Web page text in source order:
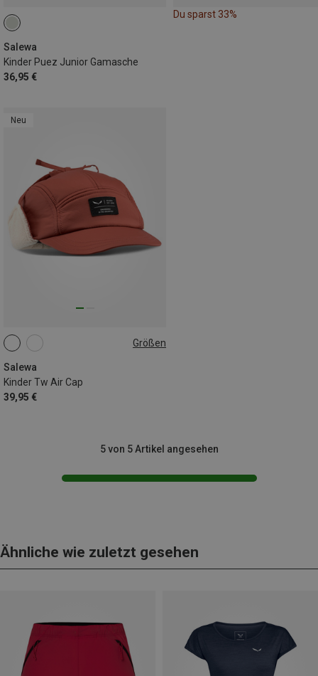
Salewa
Kinder Puez Junior Gamasche
36,95 €
Du sparst 33%
Neu
Größen
Salewa
Kinder Tw Air Cap
39,95 €
51 53
5 von 5 Artikel angesehen
Ähnliche wie zuletzt gesehen